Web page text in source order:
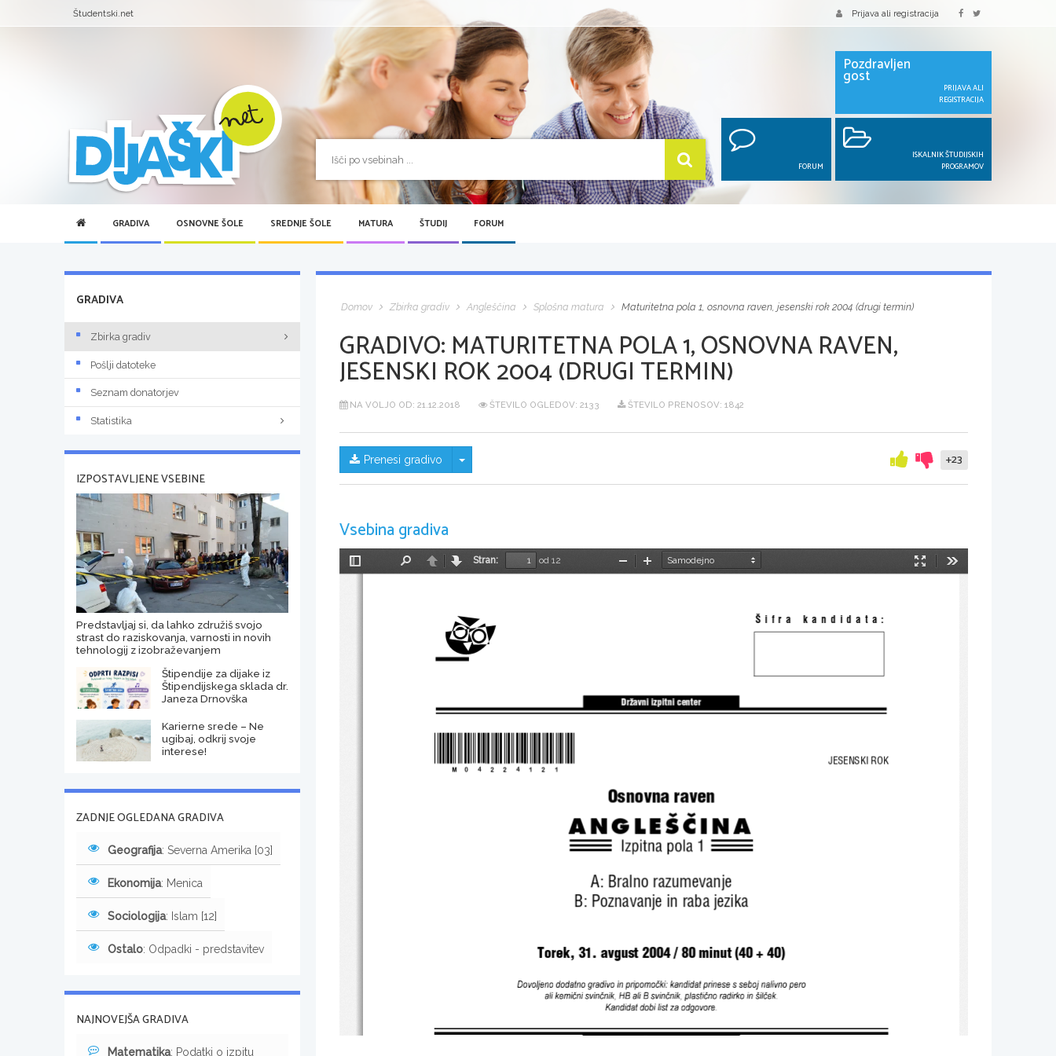
Študentski.net Prijava ali registracija
Pozdravljen
gost
PRIJAVA ALI
REGISTRACIJA
FORUM
ISKALNIK ŠTUDIJSKIH
PROGRAMOV
GRADIVA OSNOVNE ŠOLE SREDNJE ŠOLE MATURA ŠTUDIJ FORUM
Domov Zbirka gradiv Angleščina Splošna matura Maturitetna pola 1, osnovna raven, jesenski rok 2004 (drugi termin)
GRADIVO: MATURITETNA POLA 1, OSNOVNA RAVEN,
JESENSKI ROK 2004 (DRUGI TERMIN)
NA VOLJO OD: 21.12.2018 ŠTEVILO OGLEDOV: 2133 ŠTEVILO PRENOSOV: 1842
Prenesi gradivo Skrij/prikaži meni +23
Vsebina gradiva
Preklopi
NazajNaprej
Stran:
od 12
Način
PomanjšajPovečaj
[ifra  kandidata:
Dr`avni izpitni center
JESENSKI ROK
Osnovna raven
ANGLE[^INA
A: Bralno razumevanje
B: Poznavanje in raba jezika
Torek, 31. avgust 2004 / 80 minut (40 + 40)
Dovoljeno dodatno gradivo in prip omočki: kandidat prinese s sebo j  nalivno pero
ali kemični sv inčnik, H B ali  B sv in čnik, plastično radirko in  šilček.
Kandidat dobi li st za odgovore.
GRADIVA
Zbirka gradiv
Pošlji datoteke
Seznam donatorjev
Statistika
IZPOSTAVLJENE VSEBINE
Predstavljaj si, da lahko združiš svojo
strast do raziskovanja, varnosti in novih
tehnologij z izobraževanjem
Štipendije za dijake iz
Štipendijskega sklada dr.
Janeza Drnovška
Karierne srede – Ne
ugibaj, odkrij svoje
interese!
ZADNJE OGLEDANA GRADIVA
Geografija: Severna Amerika [03]
Ekonomija: Menica
Sociologija: Islam [12]
Ostalo: Odpadki - predstavitev
NAJNOVEJŠA GRADIVA
Matematika: Podatki o izpitu